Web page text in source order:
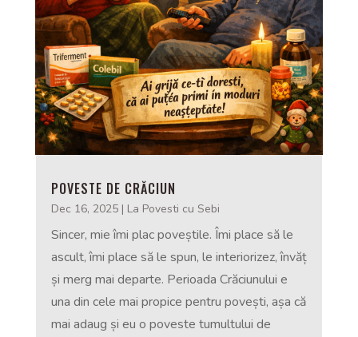
POVESTE DE CRĂCIUN
Dec 16, 2025| La Povesti cu Sebi
Sincer, mie îmi plac poveștile. Îmi place să le
ascult, îmi place să le spun, le interiorizez, învăț
și merg mai departe. Perioada Crăciunului e
una din cele mai propice pentru povești, așa că
mai adaug și eu o poveste tumultului de